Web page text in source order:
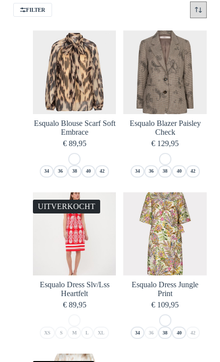
FILTER
Esqualo Blouse Scarf Soft
Embrace
€89,95
34 36 38 40 42
Esqualo Blazer Paisley
Check
€ 129,95
34 36 38 40 42
UITVERKOCHT
Esqualo Dress Slv/Lss
Heartfelt
€89,95
XS S M L XL
Esqualo Dress Jungle
Print
€ 109,95
34 36 38 40 42